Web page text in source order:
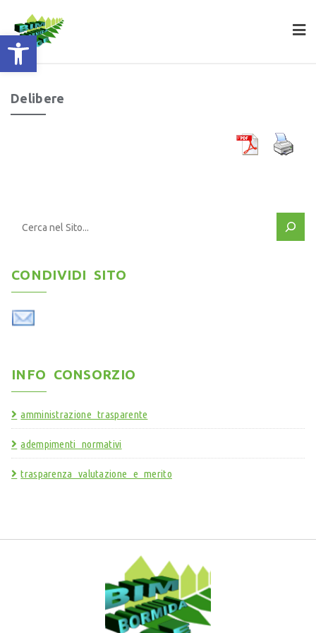
apri la barra degli strumenti
Delibere
CONDIVIDI SITO
INFO CONSORZIO
amministrazione trasparente
adempimenti normativi
trasparenza valutazione e merito